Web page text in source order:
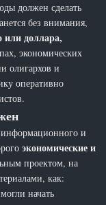
должен сделать
без внимания,
или доллара,
экономических
олигархов и
оперативно
информационного и
экономические и
проектом, на
как:
начать